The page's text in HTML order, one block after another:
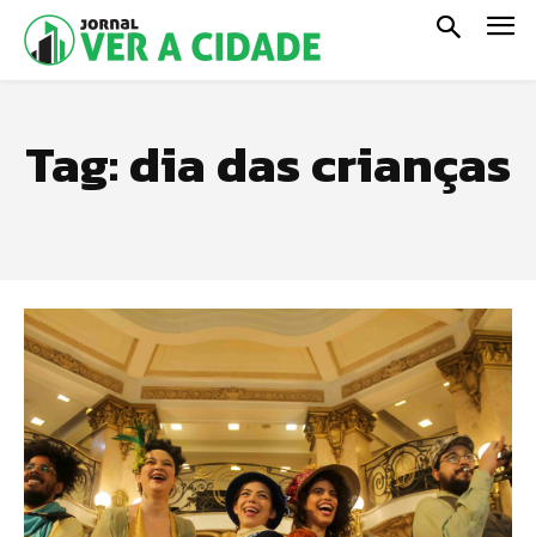
Tag:dia das crianças